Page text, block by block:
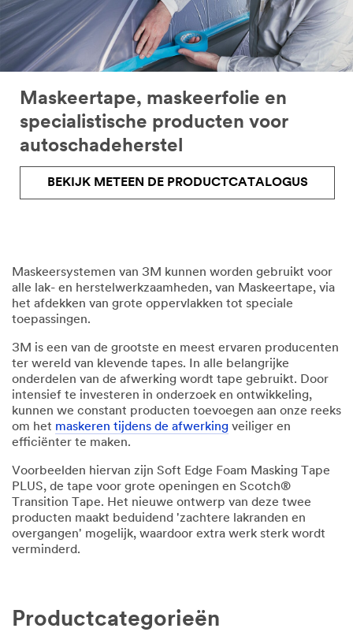
Maskeertape, maskeerfolie en
specialistische producten voor
autoschadeherstel
BEKIJK METEEN DE PRODUCTCATALOGUS
Maskeersystemen van 3M kunnen worden gebruikt voor
alle lak- en herstelwerkzaamheden, van Maskeertape, via
het afdekken van grote oppervlakken tot speciale
toepassingen.
3M is een van de grootste en meest ervaren producenten
ter wereld van klevende tapes. In alle belangrijke
onderdelen van de afwerking wordt tape gebruikt. Door
intensief te investeren in onderzoek en ontwikkeling,
kunnen we constant producten toevoegen aan onze reeks
om het maskeren tijdens de afwerking veiliger en
efficiënter te maken.
Voorbeelden hiervan zijn Soft Edge Foam Masking Tape
PLUS, de tape voor grote openingen en Scotch®
Transition Tape. Het nieuwe ontwerp van deze twee
producten maakt beduidend 'zachtere lakranden en
overgangen' mogelijk, waardoor extra werk sterk wordt
verminderd.
Productcategorieën